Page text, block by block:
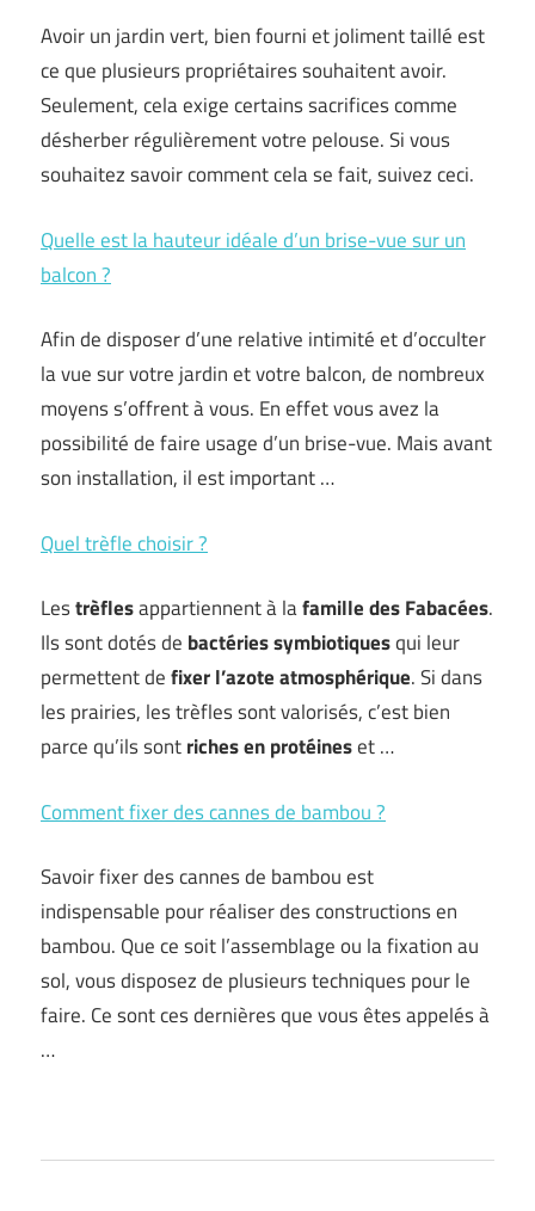
Avoir un jardin vert, bien fourni et joliment taillé est
ce que plusieurs propriétaires souhaitent avoir.
Seulement, cela exige certains sacrifices comme
désherber régulièrement votre pelouse. Si vous
souhaitez savoir comment cela se fait, suivez ceci.
Quelle est la hauteur idéale d’un brise-vue sur un
balcon ?
Afin de disposer d’une relative intimité et d’occulter
la vue sur votre jardin et votre balcon, de nombreux
moyens s’offrent à vous. En effet vous avez la
possibilité de faire usage d’un brise-vue. Mais avant
son installation, il est important …
Quel trèfle choisir ?
Lestrèflesappartiennent à lafamille des Fabacées.
Ils sont dotés de bactéries symbiotiquesqui leur
permettent defixer l’azote atmosphérique. Si dans
les prairies, les trèfles sont valorisés, c’est bien
parce qu’ils sontriches en protéineset …
Comment fixer des cannes de bambou ?
Savoir fixer des cannes de bambou est
indispensable pour réaliser des constructions en
bambou. Que ce soit l’assemblage ou la fixation au
sol, vous disposez de plusieurs techniques pour le
faire. Ce sont ces dernières que vous êtes appelés à
…